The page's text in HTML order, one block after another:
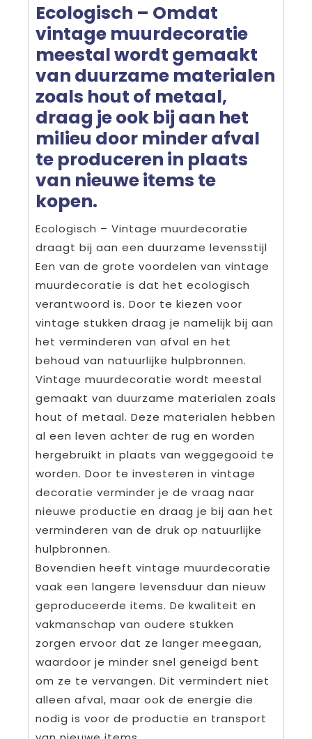
Ecologisch – Omdat
vintage muurdecoratie
meestal wordt gemaakt
van duurzame materialen
zoals hout of metaal,
draag je ook bij aan het
milieu door minder afval
te produceren in plaats
van nieuwe items te
kopen.
Ecologisch – Vintage muurdecoratie
draagt bij aan een duurzame levensstijl
Een van de grote voordelen van vintage
muurdecoratie is dat het ecologisch
verantwoord is. Door te kiezen voor
vintage stukken draag je namelijk bij aan
het verminderen van afval en het
behoud van natuurlijke hulpbronnen.
Vintage muurdecoratie wordt meestal
gemaakt van duurzame materialen zoals
hout of metaal. Deze materialen hebben
al een leven achter de rug en worden
hergebruikt in plaats van weggegooid te
worden. Door te investeren in vintage
decoratie verminder je de vraag naar
nieuwe productie en draag je bij aan het
verminderen van de druk op natuurlijke
hulpbronnen.
Bovendien heeft vintage muurdecoratie
vaak een langere levensduur dan nieuw
geproduceerde items. De kwaliteit en
vakmanschap van oudere stukken
zorgen ervoor dat ze langer meegaan,
waardoor je minder snel geneigd bent
om ze te vervangen. Dit vermindert niet
alleen afval, maar ook de energie die
nodig is voor de productie en transport